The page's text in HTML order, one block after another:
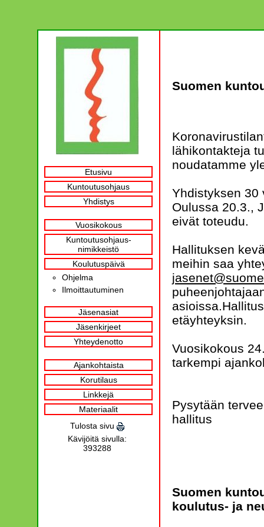
Etusivu
Kuntoutusohjaus
Yhdistys
Vuosikokous
Kuntoutusohjaus-
nimikkeistö
Koulutuspäivä
Ohjelma
Ilmoittautuminen
Jäsenasiat
Jäsenkirjeet
Yhteydenotto
Ajankohtaista
Korutilaus
Linkkejä
Materiaalit
Tulosta sivu
Kävijöitä sivulla:
393288
Suomen
lähikontakteja
noudatamme
Yhdistyksen 30
Oulussa 20.3.,
eivät toteudu.
Hallituksen
meihin saa
etäyhteyksin.
Vuosikokous
tarkempi
Pysytään
hallitus
Suomen
koulutus- ja